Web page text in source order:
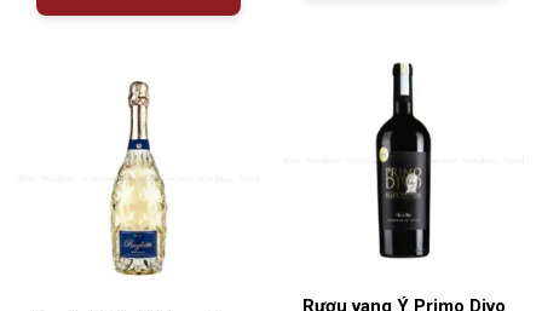
Rượu vang Ý Primo Divo